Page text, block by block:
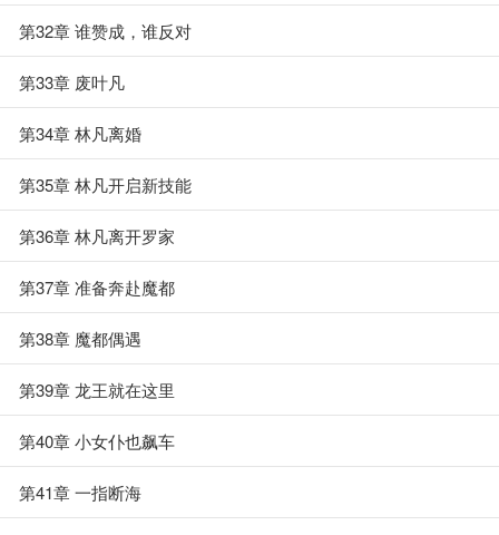
第32章 谁赞成，谁反对
第33章 废叶凡
第34章 林凡离婚
第35章 林凡开启新技能
第36章 林凡离开罗家
第37章 准备奔赴魔都
第38章 魔都偶遇
第39章 龙王就在这里
第40章 小女仆也飙车
第41章 一指断海